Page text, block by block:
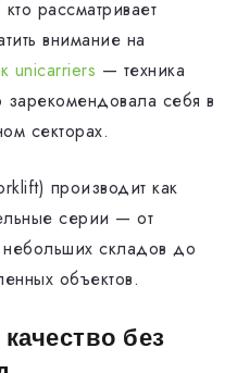
рассматривает
внимание на
unicarriers — техника
себя в
секторах.
производит как
серии — от
небольших складов до
объектов.
без